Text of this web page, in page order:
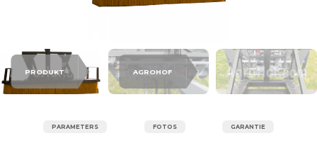
PRODUKT AGROHOF
PARAMETERS FOTOS GARANTIE